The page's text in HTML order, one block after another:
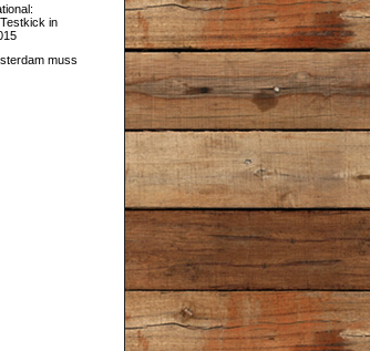
Testkick in
muss